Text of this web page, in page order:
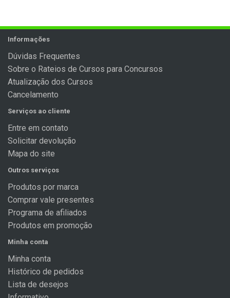
Informações
Dúvidas Frequentes
Sobre o Rateios de Cursos para Concursos
Atualização dos Cursos
Cancelamento
Serviços ao cliente
Entre em contato
Solicitar devolução
Mapa do site
Outros serviços
Produtos por marca
Comprar vale presentes
Programa de afiliados
Produtos em promoção
Minha conta
Minha conta
Histórico de pedidos
Lista de desejos